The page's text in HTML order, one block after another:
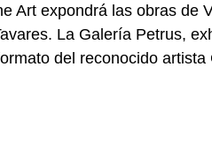
Art expondrá las obras de
La Galería Petrus,
del reconocido artista